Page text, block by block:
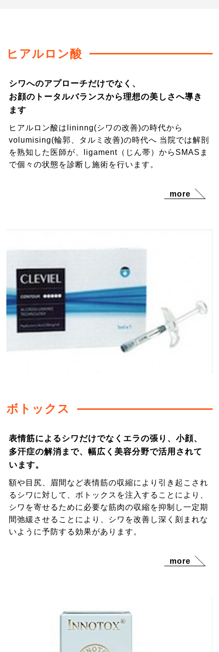
ヒアルロン酸
シワへのアプローチだけでなく、
お顔のトータルバランスから理想の美しさへ導き
ます
ヒアルロン酸はlininng(シワの改善)の時代から
volumising(輪郭、タルミ改善)の時代へ 当院では解剖
を熟知した医師が、ligament（じん帯）からSMASま
で個々の状態を診断し施術を行います。
more
ボトックス
表情筋によるシワだけでなくエラの張り、小顔、
多汗症の解消まで、幅広く美容分野で活用されて
います。
額や目尻、眉間など表情筋の収縮により引き起こされ
るシワに対して、ボトックスを注入することにより、
シワを寄せるために必要な筋肉の収縮を抑制し一定期
間弛緩させることにより、シワを改善し深く刻まれな
いように予防する効果があります。
more